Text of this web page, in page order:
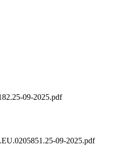
09-2025.pdf
09-2025.pdf